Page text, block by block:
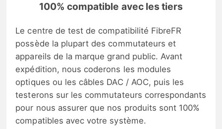
100% compatible avec les tiers
Le centre de test de compatibilité FibreFR
possède la plupart des commutateurs et
appareils de la marque grand public. Avant
expédition, nous coderons les modules
optiques ou les câbles DAC / AOC, puis les
testerons sur les commutateurs correspondants
pour nous assurer que nos produits sont 100%
compatibles avec votre système.